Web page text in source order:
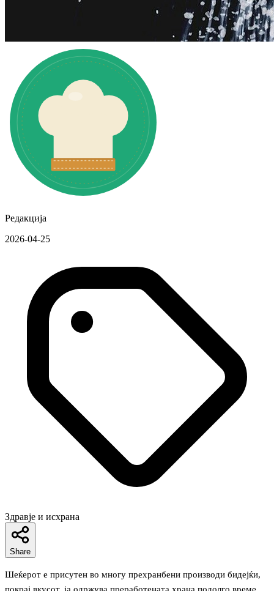
Редакција
2026-04-25
Здравје и исхрана
Share
Шеќерот е присутен во многу прехранбени производи бидејќи,
покрај вкусот, ја одржува преработената храна подолго време